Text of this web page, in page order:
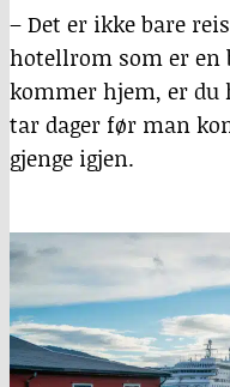
– Det er ikke bare
hotellrom som er en
kommer hjem, er du
tar dager før man
gjenge igjen.